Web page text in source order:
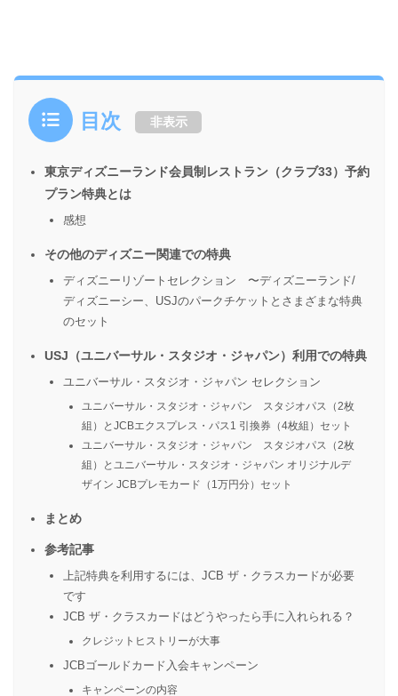
目次 非表示
東京ディズニーランド会員制レストラン（クラブ33）予約
プラン特典とは
感想
その他のディズニー関連での特典
ディズニーリゾートセレクション 〜ディズニーランド/
ディズニーシー、USJのパークチケットとさまざまな特典
のセット
USJ（ユニバーサル・スタジオ・ジャパン）利用での特典
ユニバーサル・スタジオ・ジャパン セレクション
ユニバーサル・スタジオ・ジャパン スタジオパス（2枚
組）とJCBエクスプレス・パス1 引換券（4枚組）セット
ユニバーサル・スタジオ・ジャパン スタジオパス（2枚
組）とユニバーサル・スタジオ・ジャパン オリジナルデ
ザイン JCBプレモカード（1万円分）セット
まとめ
参考記事
上記特典を利用するには、JCB ザ・クラスカードが必要
です
JCB ザ・クラスカードはどうやったら手に入れられる？
クレジットヒストリーが大事
JCBゴールドカード入会キャンペーン
キャンペーンの内容